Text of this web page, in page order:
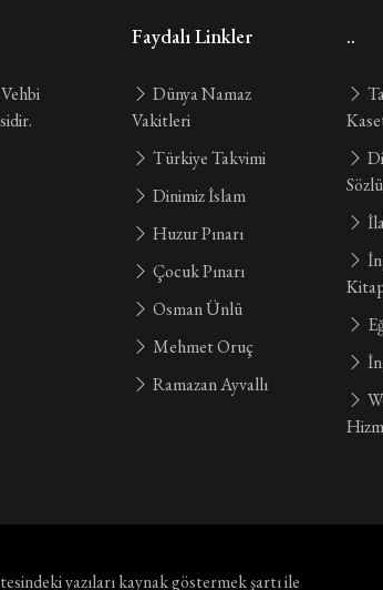
Faydalı Linkler
Dünya Namaz
Vakitleri
Türkiye Takvimi
Dinimiz İslam
Huzur Pınarı
Çocuk Pınarı
Osman Ünlü
Mehmet Oruç
Ramazan Ayvallı
..
yazıları kaynak göstermek şartı ile